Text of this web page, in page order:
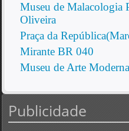
Museu de Malacologia
Oliveira
Praça da
Mirante BR 040
Museu de Arte
Publicidade